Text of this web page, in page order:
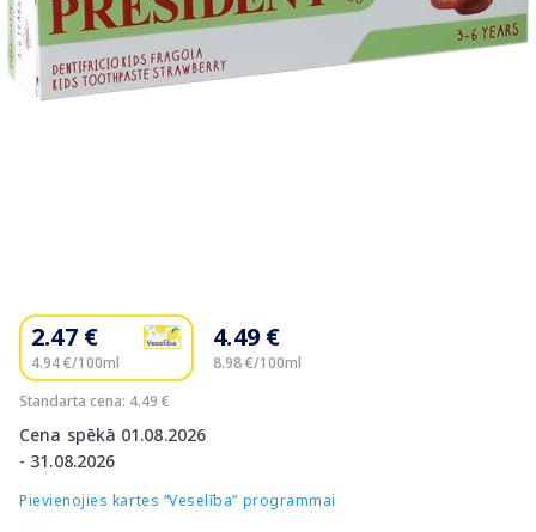
2.47 €
4.94 €/100ml
Standarta cena: 4.49 €
Cena spēkā 01.08.2026
- 31.08.2026
4.49 €
8.98 €/100ml
Pievienojies kartes “Veselība” programmai